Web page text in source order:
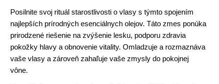
Posilnite svoj rituál starostlivosti o vlasy s týmto spojením
najlepších prírodných esenciálnych olejov. Táto zmes ponúka
prirodzené riešenie na zvýšenie lesku, podporu zdravia
pokožky hlavy a obnovenie vitality. Omladzuje a rozmaznáva
vaše vlasy a zároveň zahaľuje vaše zmysly do pokojnej
vône.